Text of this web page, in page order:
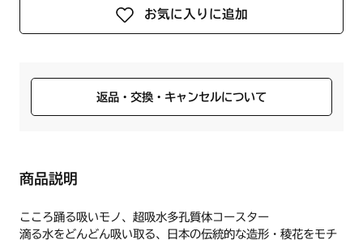
お気に入りに追加
返品・交換・キャンセルについて
商品説明
こころ踊る吸いモノ、超吸水多孔質体コースター
滴る水をどんどん吸い取る、日本の伝統的な造形・稜花をモチ